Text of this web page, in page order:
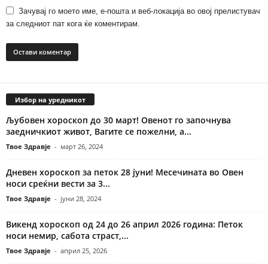
Зачувај го моето име, е-пошта и веб-локација во овој прелистувач
за следниот пат кога ќе коментирам.
Избор на уредникот
Љубовен хороскоп до 30 март! Овенот го започнува
заедничкиот живот, Вагите се пожелни, а...
Твое Здравје - март 26, 2024
Дневен хороскоп за петок 28 јуни! Месечината во Овен
носи среќни вести за 3...
Твое Здравје - јуни 28, 2024
Викенд хороскоп од 24 до 26 април 2026 година: Петок
носи немир, сабота страст,...
Твое Здравје - април 25, 2026